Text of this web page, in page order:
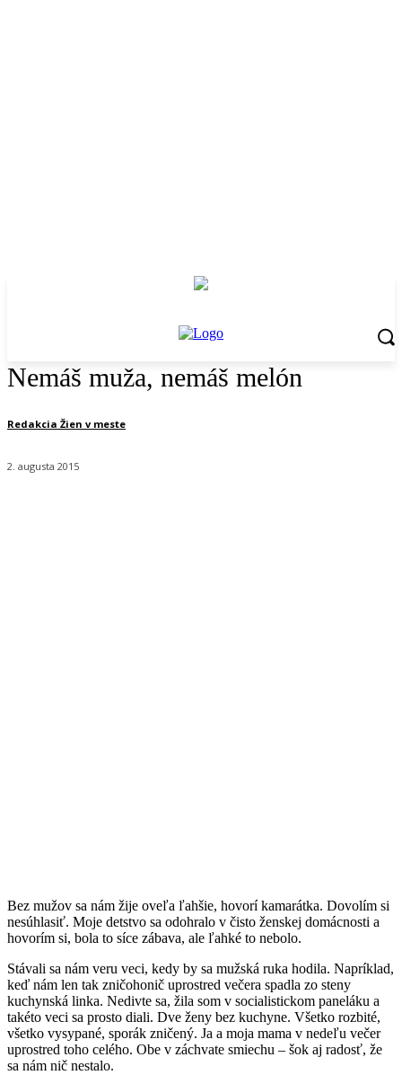
Nemáš muža, nemáš melón
Redakcia Žien v meste
2. augusta 2015
Bez mužov sa nám žije oveľa ľahšie, hovorí kamarátka. Dovolím si
nesúhlasiť. Moje detstvo sa odohralo v čisto ženskej domácnosti a
hovorím si, bola to síce zábava, ale ľahké to nebolo.
Stávali sa nám veru veci, kedy by sa mužská ruka hodila. Napríklad,
keď nám len tak zničohonič uprostred večera spadla zo steny
kuchynská linka. Nedivte sa, žila som v socialistickom paneláku a
takéto veci sa prosto diali. Dve ženy bez kuchyne. Všetko rozbité,
všetko vysypané, sporák zničený. Ja a moja mama v nedeľu večer
uprostred toho celého. Obe v záchvate smiechu – šok aj radosť, že
sa nám nič nestalo.